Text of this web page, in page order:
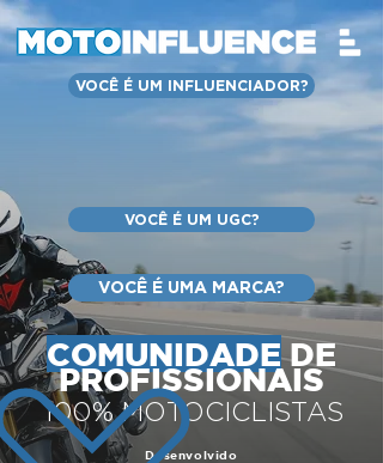
VOCÊ É UM INFLUENCIADOR?
VOCÊ É UM UGC?
VOCÊ É UMA MARCA?
100% MOTOCICLISTAS
COMUNIDADE DE
PROFISSIONAIS
Desenvolvido